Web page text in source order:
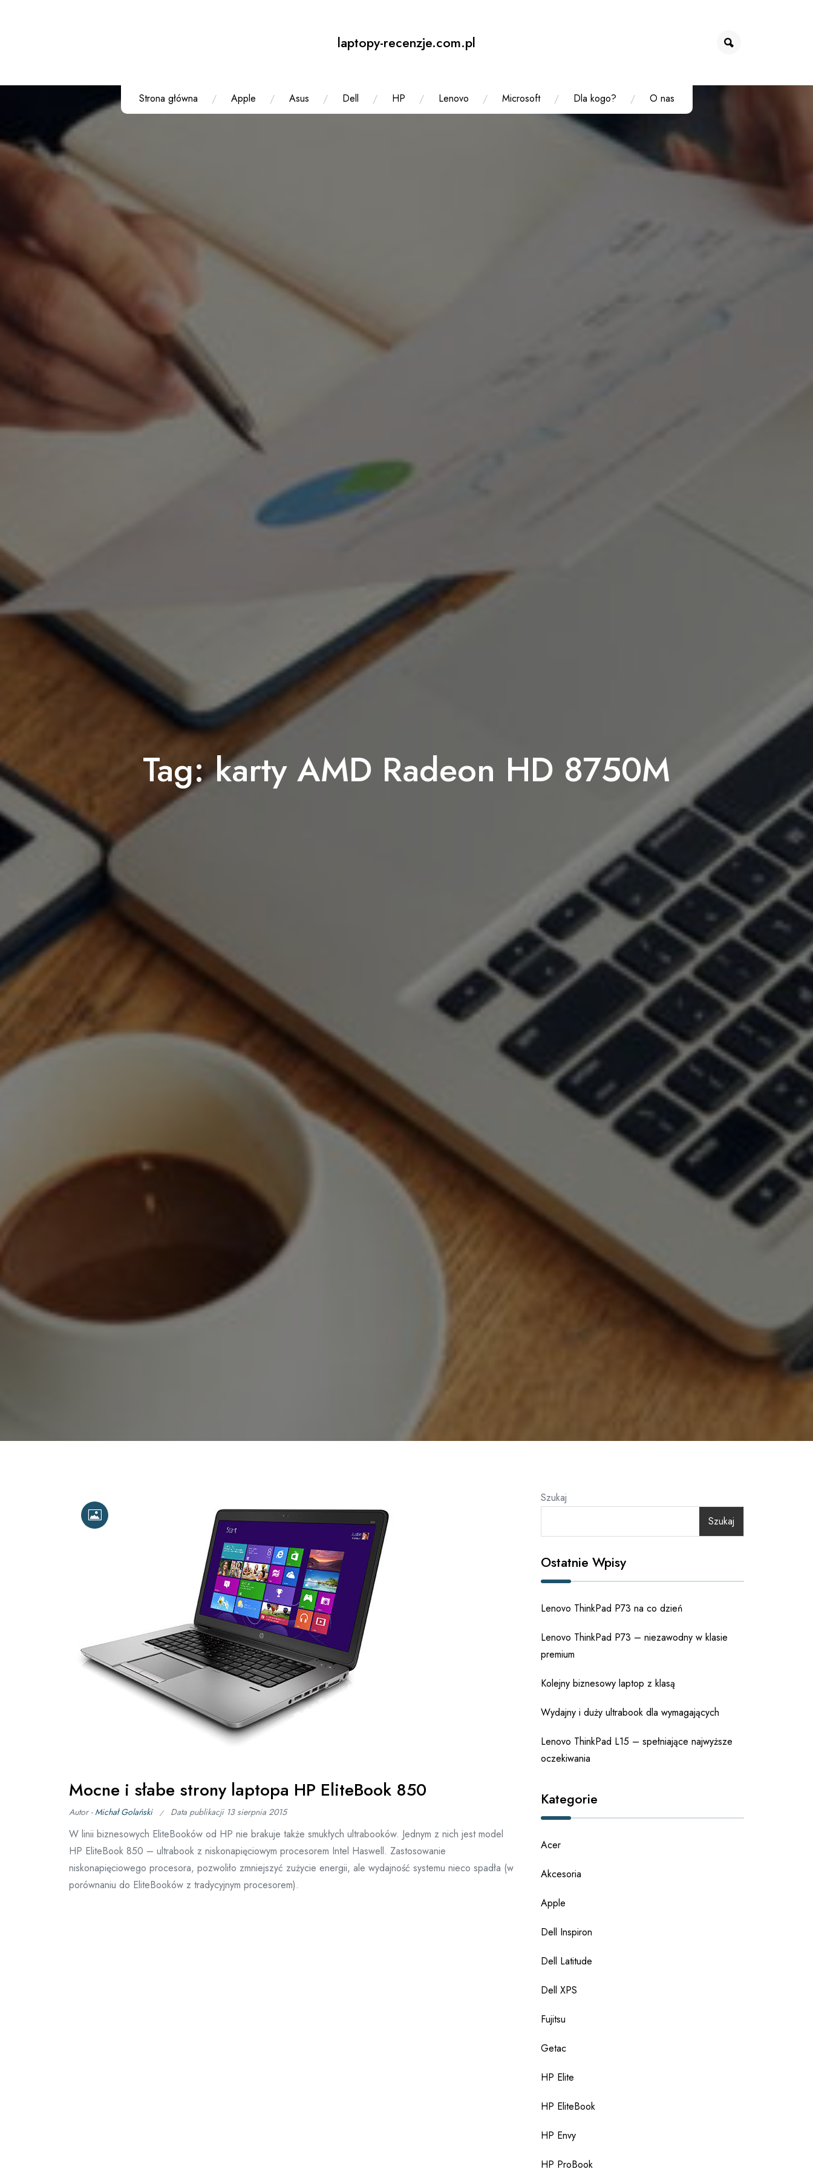
laptopy-recenzje.com.pl
Strona główna Apple Asus Dell HP Lenovo Microsoft Dla kogo? O nas
Tag:karty AMD Radeon HD 8750M
Mocne i słabe strony laptopa HP EliteBook 850
Autor -Michał Golański Data publikacji 13 sierpnia 2015
W linii biznesowych EliteBooków od HP nie brakuje także smukłych ultrabooków. Jednym z nich jest model
HP EliteBook 850 – ultrabook z niskonapięciowym procesorem Intel Haswell. Zastosowanie
niskonapięciowego procesora, pozwoliło zmniejszyć zużycie energii, ale wydajność systemu nieco spadła (w
porównaniu do EliteBooków z tradycyjnym procesorem).
Szukaj
Szukaj
Ostatnie Wpisy
Lenovo ThinkPad P73 na co dzień
Lenovo ThinkPad P73 – niezawodny w klasie
premium
Kolejny biznesowy laptop z klasą
Wydajny i duży ultrabook dla wymagających
Lenovo ThinkPad L15 – spełniające najwyższe
oczekiwania
Kategorie
Acer
Akcesoria
Apple
Dell Inspiron
Dell Latitude
Dell XPS
Fujitsu
Getac
HP Elite
HP EliteBook
HP Envy
HP ProBook